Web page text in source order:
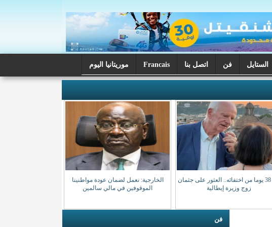
الستايل فن اتصل بنا Francais موريتانيا اليوم
بعد 38 يوما من اختفائه.. العثور على جثمان
زوج وزيرة إيطالية
الخارجية: نعمل لضمان عودة مواطنينا
الموقوفين في مالي سالمين
فن